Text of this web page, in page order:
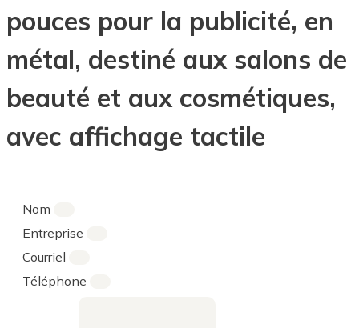
pouces pour la publicité, en
métal, destiné aux salons de
beauté et aux cosmétiques,
avec affichage tactile
Nom
Entreprise
Courriel
Téléphone